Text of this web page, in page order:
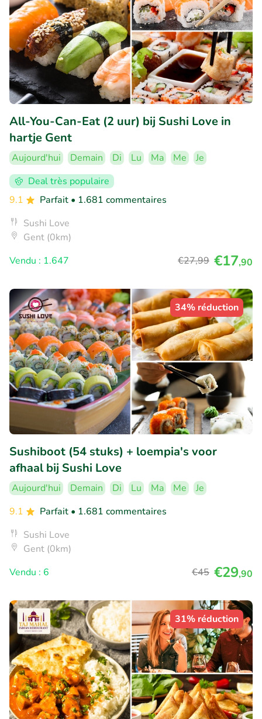
All-You-Can-Eat (2 uur) bij Sushi Love in
hartje Gent
Aujourd'hui Demain Di Lu Ma Me
Je
Deal très populaire
9.1
Parfait • 1.681 commentaires
Sushi Love
Gent (0km)
Vendu : 1.647
€27,99 €17,90
34% réduction
Sushiboot (54 stuks) + loempia's voor
afhaal bij Sushi Love
Aujourd'hui Demain Di Lu Ma Me
Je
9.1
Parfait • 1.681 commentaires
Sushi Love
Gent (0km)
Vendu : 6
€45 €29,90
31% réduction